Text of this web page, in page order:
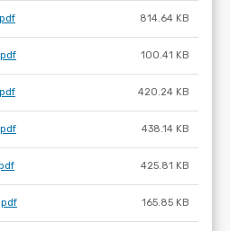
814.64 KB
100.41 KB
420.24 KB
438.14 KB
425.81 KB
165.85 KB